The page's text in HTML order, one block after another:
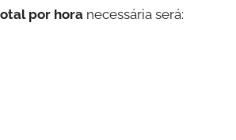
por hora necessária será: